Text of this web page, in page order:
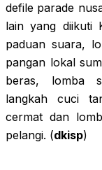
defile parade
lain yang diikuti
paduan suara,
pangan lokal
beras, lomba
langkah cuci
cermat dan
pelangi. (dkisp)